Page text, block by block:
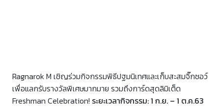
Ragnarok M เชิญร่วมกิจกรรมพิธีปฐมนิเทศและเก็บสะสมจิ๊กซอว์
เพื่อแลกรับรางวัลพิเศษมากมาย รวมถึงการ์ดสุดลิมิเต็ด
Freshman Celebration! ระยะเวลากิจกรรม: 1 ก.ย. – 1 ต.ค.63